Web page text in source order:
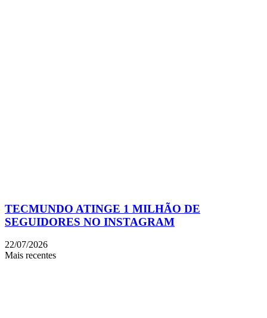
TECMUNDO ATINGE 1 MILHÃO DE
SEGUIDORES NO INSTAGRAM
22/07/2026
Mais recentes